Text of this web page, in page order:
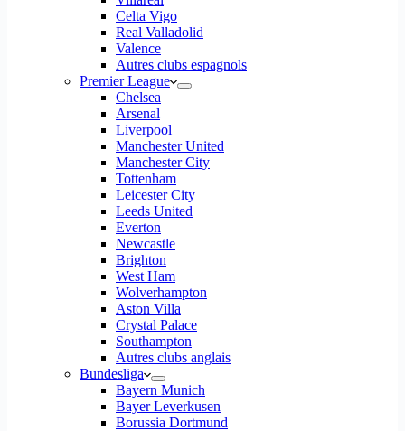
Celta Vigo
Real Valladolid
Valence
Autres clubs espagnols
Premier League
Chelsea
Arsenal
Liverpool
Manchester United
Manchester City
Tottenham
Leicester City
Leeds United
Everton
Newcastle
Brighton
West Ham
Wolverhampton
Aston Villa
Crystal Palace
Southampton
Autres clubs anglais
Bundesliga
Bayern Munich
Bayer Leverkusen
Borussia Dortmund